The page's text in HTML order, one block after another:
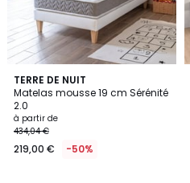
TERRE DE NUIT
Matelas mousse 19 cm Sérénité
2.0
à partir de
434,04 €
219,00 € -50%